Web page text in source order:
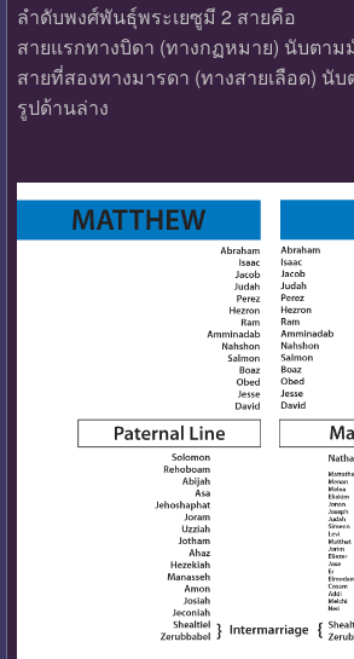
ลำดับพงศ์พันธุ์พระเยซูมี 2 สายคือ
สายแรกทางบิดา (ทางกฏหมาย) นับตาม
สายที่สองทางมารดา (ทางสายเลือด) นั
รูปด้านล่าง